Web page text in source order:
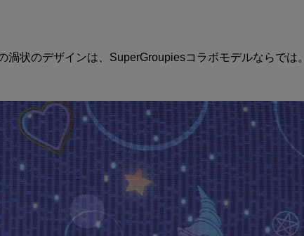
状のデザインは、SuperGroupiesコラボモデルならでは。